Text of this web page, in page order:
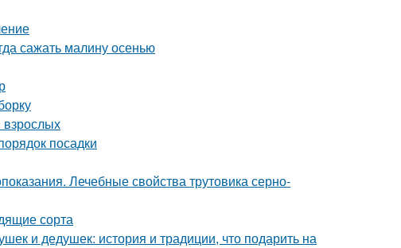
сажать малину осенью
посадки
Лечебные свойства трутовика серно-
сорта
и дедушек: история и традиции, что подарить на